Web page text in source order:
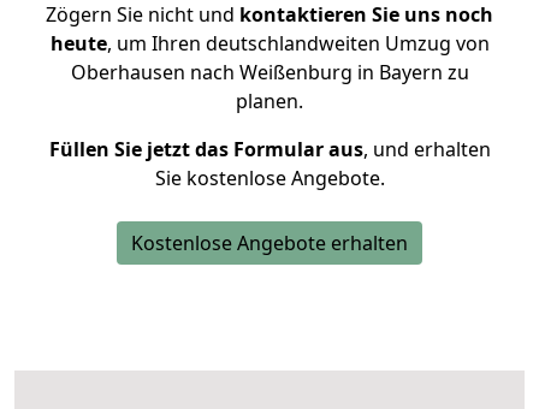
Zögern Sie nicht und kontaktieren Sie uns noch
heute, um Ihren deutschlandweiten Umzug von
Oberhausen nach Weißenburg in Bayern zu
planen.
Füllen Sie jetzt das Formular aus, und erhalten
Sie kostenlose Angebote.
Kostenlose Angebote erhalten